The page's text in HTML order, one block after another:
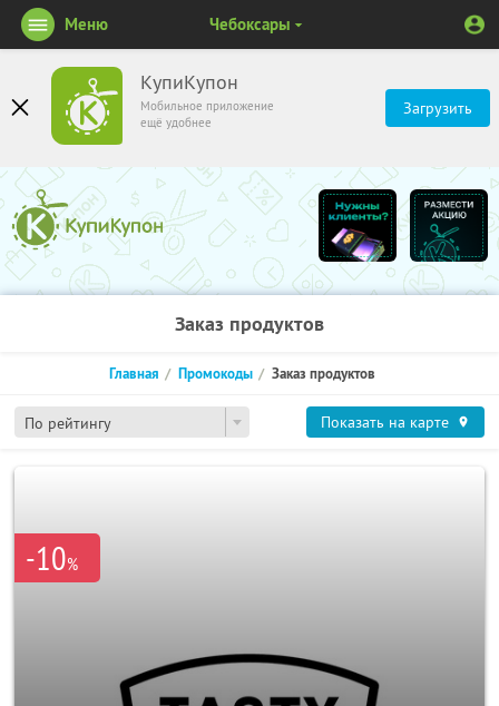
КупиКупон
Мобильное приложение
ещё удобнее
Загрузить
Меню Чебоксары
Заказ продуктов
По рейтингу
Главная Промокоды Заказ продуктов
Показать на карте
-10%